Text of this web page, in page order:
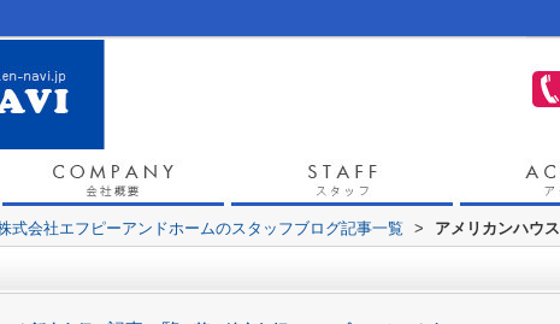
式会社エフピーアンドホームのスタッフブログ記事一覧 > アメリカンハウス